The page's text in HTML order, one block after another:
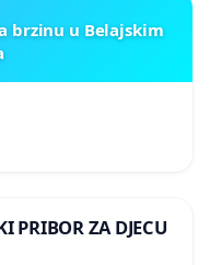
brzinu u Belajskim
PRIBOR ZA DJECU